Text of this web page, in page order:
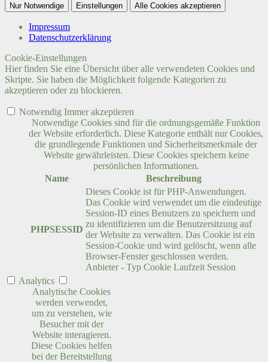
Nur Notwendige Einstellungen Alle Cookies akzeptieren
Impressum
Datenschutzerklärung
Cookie-Einstellungen
Hier finden Sie eine Übersicht über alle verwendeten Cookies und
Skripte. Sie haben die Möglichkeit folgende Kategorien zu
akzeptieren oder zu blockieren.
Notwendig Immer akzeptieren
Notwendige Cookies sind für die ordnungsgemäße Funktion
der Website erforderlich. Diese Kategorie enthält nur Cookies,
die grundlegende Funktionen und Sicherheitsmerkmale der
Website gewährleisten. Diese Cookies speichern keine
persönlichen Informationen.
Name
Beschreibung
PHPSESSID
Dieses Cookie ist für PHP-Anwendungen.
Das Cookie wird verwendet um die eindeutige
Session-ID eines Benutzers zu speichern und
zu identifizieren um die Benutzersitzung auf
der Website zu verwalten. Das Cookie ist ein
Session-Cookie und wird gelöscht, wenn alle
Browser-Fenster geschlossen werden.
Anbieter - Typ Cookie Laufzeit Session
Analytics
Analytische Cookies
werden verwendet,
um zu verstehen, wie
Besucher mit der
Website interagieren.
Diese Cookies helfen
bei der Bereitstellung